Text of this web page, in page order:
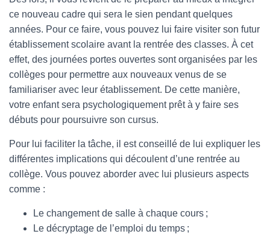
ce nouveau cadre qui sera le sien pendant quelques
années. Pour ce faire, vous pouvez lui faire visiter son futur
établissement scolaire avant la rentrée des classes. À cet
effet, des journées portes ouvertes sont organisées par les
collèges pour permettre aux nouveaux venus de se
familiariser avec leur établissement. De cette manière,
votre enfant sera psychologiquement prêt à y faire ses
débuts pour poursuivre son cursus.
Pour lui faciliter la tâche, il est conseillé de lui expliquer les
différentes implications qui découlent d’une rentrée au
collège. Vous pouvez aborder avec lui plusieurs aspects
comme :
Le changement de salle à chaque cours ;
Le décryptage de l’emploi du temps ;